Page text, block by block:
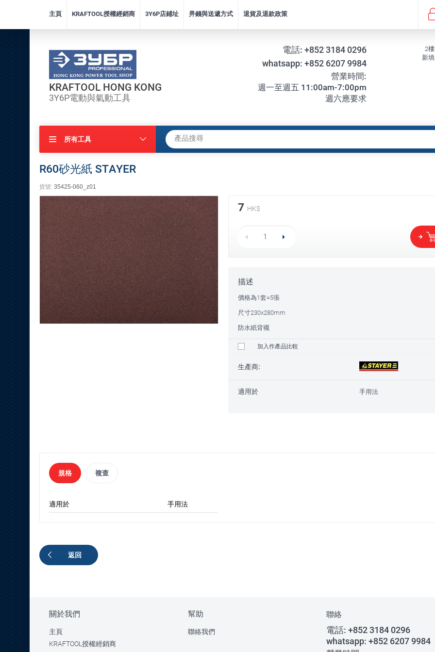
主頁 KRAFTOOL授權經銷商 3Y6P店鋪址 畀錢與送遞方式 退貨及退款政策
KRAFTOOL HONG KONG
3Y6P電動與氣動工具
電話: +852 3184 0296
whatsapp: +852 6207 9984
營業時間:
週一至週五 11:00am-7:00pm
週六應要求
2
新
所有工具
R60砂光紙 STAYER
貨號: 35425-060_z01
7 HK$
描述
價格為1套=5張
尺寸230x280mm
防水紙背襯
加入作產品比較
生產商:
適用於 手用法
規格 複查
適用於 手用法
返回
關於我們
主頁
KRAFTOOL授權經銷商
幫助
聯絡我們
聯絡
電話: +852 3184 0296
whatsapp: +852 6207 9984